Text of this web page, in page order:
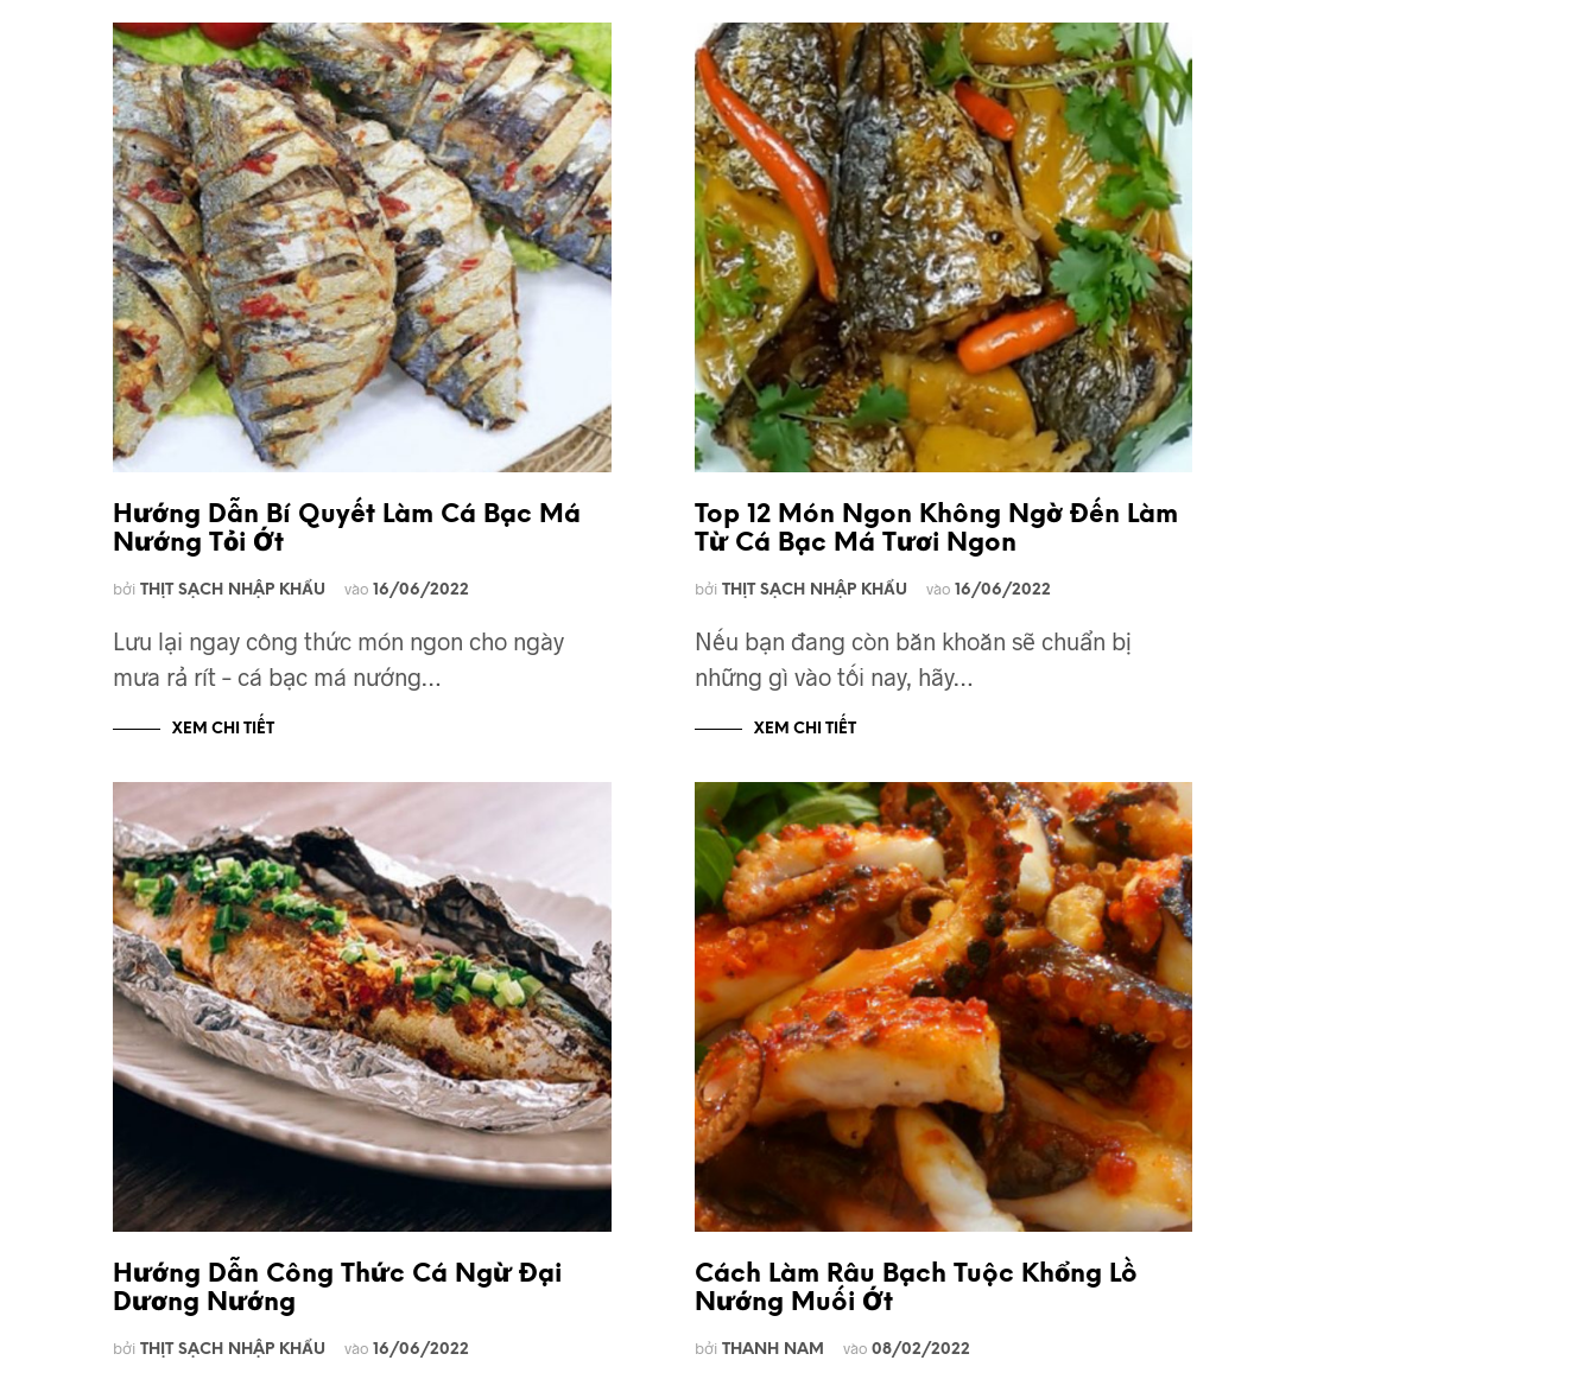
Hướng Dẫn Bí Quyết Làm Cá Bạc Má
Nướng Tỏi Ớt
bởi THỊT SẠCH NHẬP KHẨU vào 16/06/2022
Lưu lại ngay công thức món ngon cho ngày
mưa rả rít – cá bạc má nướng…
XEM CHI TIẾT
Hướng Dẫn Công Thức Cá Ngừ Đại
Dương Nướng
bởi THỊT SẠCH NHẬP KHẨU vào 16/06/2022
Top 12 Món Ngon Không Ngờ Đến Làm
Từ Cá Bạc Má Tươi Ngon
bởi THỊT SẠCH NHẬP KHẨU vào 16/06/2022
Nếu bạn đang còn băn khoăn sẽ chuẩn bị
những gì vào tối nay, hãy…
XEM CHI TIẾT
Cách Làm Râu Bạch Tuộc Khổng Lồ
Nướng Muối Ớt
bởi THANH NAM vào 08/02/2022